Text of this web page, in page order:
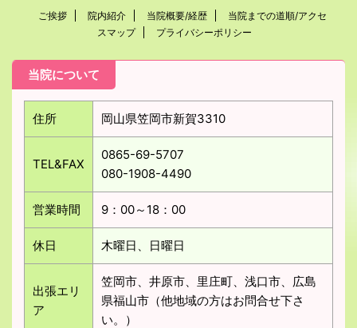
ご挨拶 院内紹介 当院概要/経歴
当院までの道順/アクセ
スマップ
プライバシーポリシー
当院について
住所 岡山県笠岡市新賀3310
TEL&FAX
0865-69-5707
080-1908-4490
営業時間 9：00～18：00
休日 木曜日、日曜日
出張エリ
ア
笠岡市、井原市、里庄町、浅口市、広島
県福山市（他地域の方はお問合せ下さ
い。）